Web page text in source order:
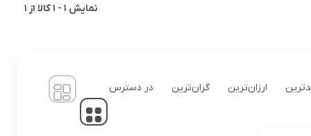
نمایش 1
-
1کالا از 1
ارزان‌ترین گران‌ترین در دسترس